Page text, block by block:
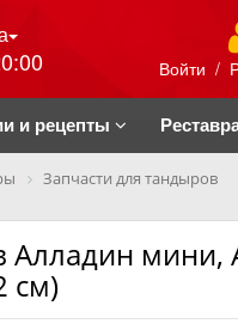
Войти /
и рецепты
Запчасти для тандыров
мини,
см)